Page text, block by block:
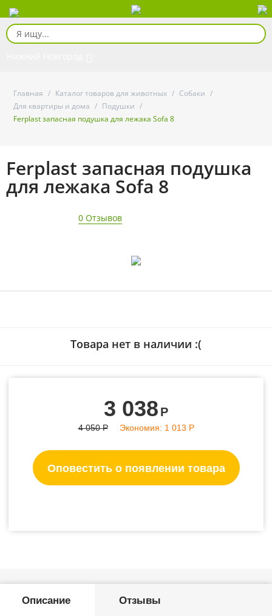
Главная / Каталог товаров для животных / Собаки /
Для квартиры и дома / Подушки /
Ferplast запасная подушка для лежака Sofa 8
Ferplast запасная подушка
для лежака Sofa 8
0 Отзывов
Товара нет в наличии :(
3 038 Р
4 050 Р Экономия: 1 013 Р
Оповестить о появлении товара
Описание Отзывы